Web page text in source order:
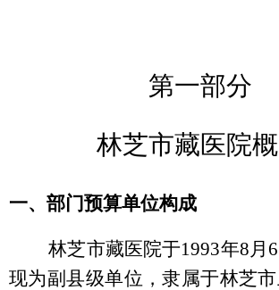
第一部分
林芝市藏医院
一、部门预算单位构成
林芝市藏医院于1993年8月
现为副县级单位，隶属于林芝